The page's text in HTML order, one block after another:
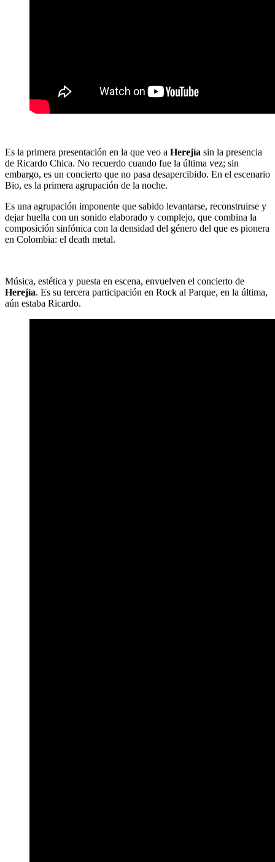
Es la primera presentación en la que veo a Herejía sin la presencia
de Ricardo Chica. No recuerdo cuando fue la última vez; sin
embargo, es un concierto que no pasa desapercibido. En el escenario
Bio, es la primera agrupación de la noche.
Es una agrupación imponente que sabido levantarse, reconstruirse y
dejar huella con un sonido elaborado y complejo, que combina la
composición sinfónica con la densidad del género del que es pionera
en Colombia: el death metal.
Música, estética y puesta en escena, envuelven el concierto de
Herejía. Es su tercera participación en Rock al Parque, en la última,
aún estaba Ricardo.